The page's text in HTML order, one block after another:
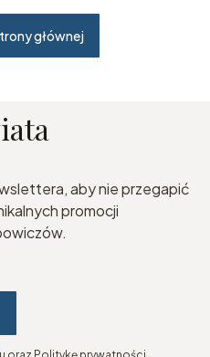
głównej
aby nie przegapić
promocji